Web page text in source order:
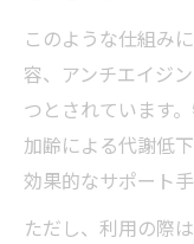
このような仕組み
容、アンチエイジ
つとされています
加齢による代謝低
効果的なサポート
ただし、利用の際